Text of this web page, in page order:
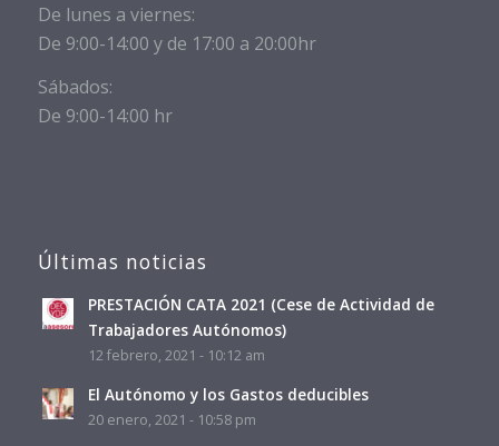
De lunes a viernes:
De 9:00-14:00 y de 17:00 a 20:00hr
Sábados:
De 9:00-14:00 hr
Últimas noticias
PRESTACIÓN CATA 2021 (Cese de Actividad de
Trabajadores Autónomos)
12 febrero, 2021 - 10:12 am
El Autónomo y los Gastos deducibles
20 enero, 2021 - 10:58 pm